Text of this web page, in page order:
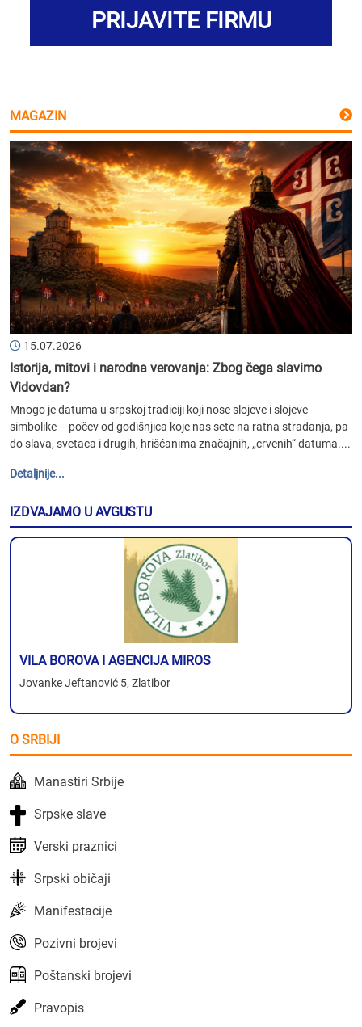
PRIJAVITE FIRMU
MAGAZIN
15.07.2026
Istorija, mitovi i narodna verovanja: Zbog čega slavimo
Vidovdan?
Mnogo je datuma u srpskoj tradiciji koji nose slojeve i slojeve
simbolike – počev od godišnjica koje nas sete na ratna stradanja, pa
do slava, svetaca i drugih, hrišćanima značajnih, „crvenih“ datuma....
Detaljnije...
IZDVAJAMO U AVGUSTU
VILA BOROVA I AGENCIJA MIROS
Jovanke Jeftanović 5, Zlatibor
O SRBIJI
Manastiri Srbije
Srpske slave
Verski praznici
Srpski običaji
Manifestacije
Pozivni brojevi
Poštanski brojevi
Pravopis